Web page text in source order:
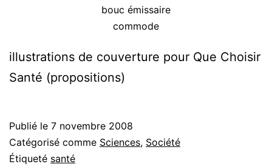
bouc émissaire
commode
illustrations de couverture pour Que Choisir
Santé (propositions)
Publié le 7 novembre 2008
Catégorisé comme Sciences, Société
Étiqueté santé